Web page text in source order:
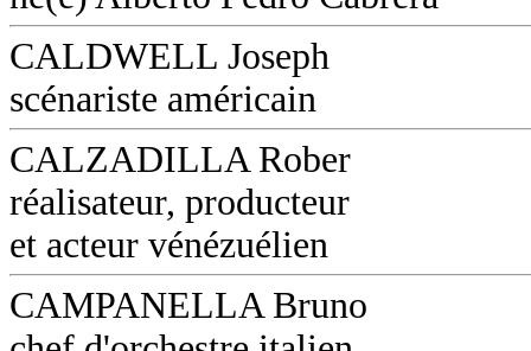
CALDWELL Joseph
scénariste américain
CALZADILLA Rober
réalisateur, producteur
et acteur vénézuélien
CAMPANELLA Bruno